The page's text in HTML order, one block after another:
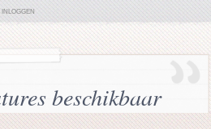
INLOGGEN
beschikbaar